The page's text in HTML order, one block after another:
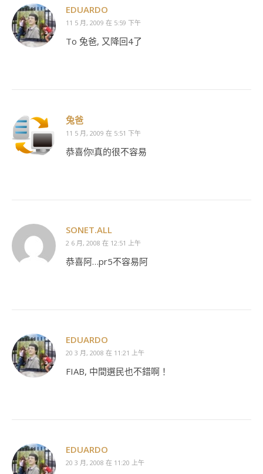
EDUARDO
11 5 月, 2009 在 5:59 下午
To 兔爸, 又降回4了
兔爸
11 5 月, 2009 在 5:51 下午
恭喜你!真的很不容易
SONET.ALL
2 6 月, 2008 在 12:51 上午
恭喜阿…pr5不容易阿
EDUARDO
20 3 月, 2008 在 11:21 上午
FIAB, 中間選民也不錯啊！
EDUARDO
20 3 月, 2008 在 11:20 上午